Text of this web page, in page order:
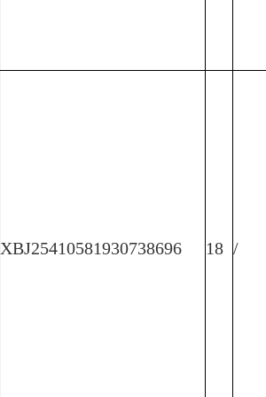
XBJ25410581930738696 18 /